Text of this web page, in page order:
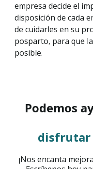
empresa decide el
disposición de cada
de cuidarles en su
posparto, para que
posible.
Podemos
disfrutar
¡Nos encanta